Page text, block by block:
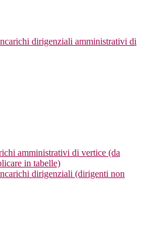
dirigenziali amministrativi di
amministrativi di vertice (da
in tabelle)
dirigenziali (dirigenti non